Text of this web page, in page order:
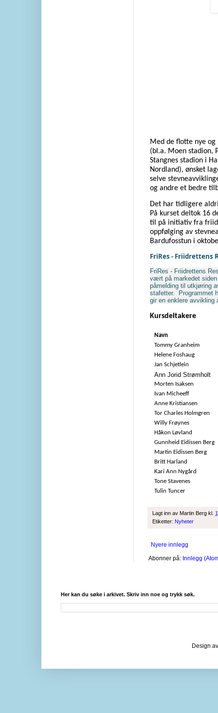
Med de flotte nye
(bl.a. Moen stadion,
Stangnes stadion i
Nordland), ønsket
selve
og andre et bedre
Det har tidligere
På kurset deltok 16
til på initiativ fra
oppfølging av
Bardufosstun i
FriRes - Friidrettens
FriRes - Friidrettens
vært på markedet
påmelding til utkjøring
stafetter. Programmet
gir en enklere avvikling
Kursdeltakere
Navn
Tommy Granheim
Helene Foshaug
Jan Schjetlein
Ann Jorid Strømholt
Morten Isaksen
Ivan Micheeff
Anne Kristiansen
Tor Charles Holmgren
Willy Frøynes
Håkon Løvland
Gunnheid Eidissen Berg
Martin Eidissen Berg
Britt Harland
Kari Ann Nygård
Tone Stavenes
Tulin Tuncer
Lagt inn av Martin Berg kl.
Etiketter: Nyheter
Nyere innlegg
Abonner på: Innlegg
Her kan du søke i arkivet. Skriv inn noe og trykk søk.
Design